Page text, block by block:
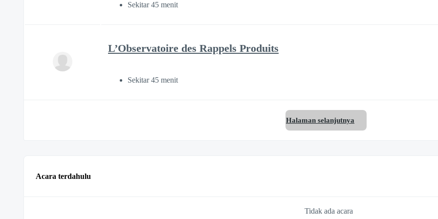
Sekitar 45 menit
L’Observatoire des Rappels Produits
Sekitar 45 menit
Halaman selanjutnya
Acara terdahulu
Tidak ada acara